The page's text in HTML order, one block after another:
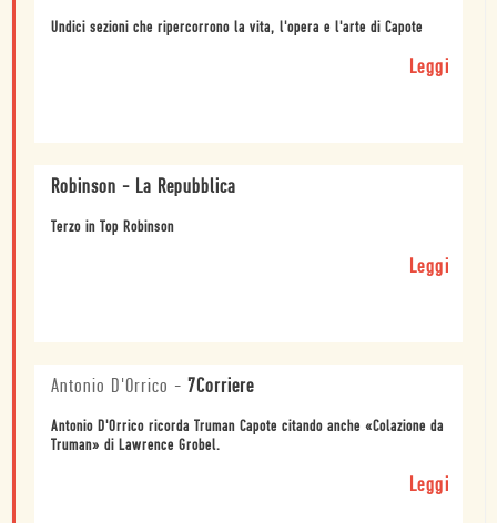
Undici sezioni che ripercorrono la vita, l'opera e l'arte di Capote
Leggi
Robinson - La Repubblica
Terzo in Top Robinson
Leggi
Antonio D'Orrico - 7Corriere
Antonio D'Orrico ricorda Truman Capote citando anche «Colazione da
Truman» di Lawrence Grobel.
Leggi